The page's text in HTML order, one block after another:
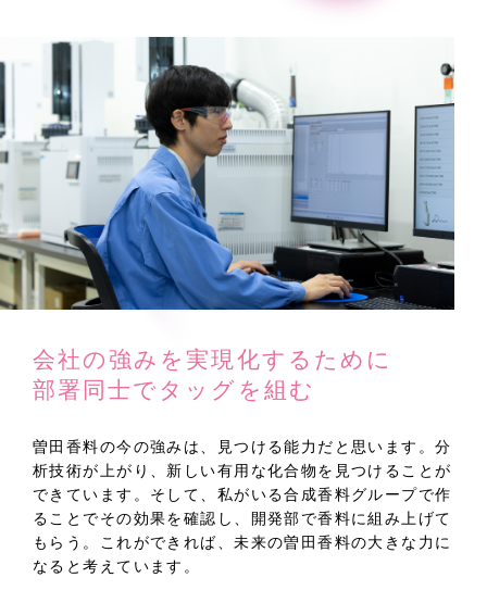
会社の強みを実現化するために
部署同士でタッグを組む
曽田香料の今の強みは、見つける能力だと思います。分
析技術が上がり、新しい有用な化合物を見つけることが
できています。そして、私がいる合成香料グループで作
ることでその効果を確認し、開発部で香料に組み上げて
もらう。これができれば、未来の曽田香料の大きな力に
なると考えています。